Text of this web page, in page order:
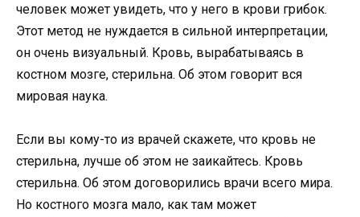
человек может увидеть, что у него в крови грибок.
Этот метод не нуждается в сильной интерпретации,
он очень визуальный. Кровь, вырабатываясь в
костном мозге, стерильна. Об этом говорит вся
мировая наука.
Если вы кому-то из врачей скажете, что кровь не
стерильна, лучше об этом не заикайтесь. Кровь
стерильна. Об этом договорились врачи всего мира.
Но костного мозга мало, как там может